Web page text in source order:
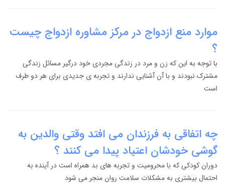
موارد منع ازدواج در مرکز مشاوره ازدواج چیست
؟
با توجه به این که زن و مرد در زندگی مجردی خود درگیر مسائل زندگی
مشترک نبودند و با آن آشنایی ندارند و تجربه ی جدیدی برای هر دو طرف
است
چه اتفاقی به فرزندان می افتد وقتی والدین به
گوشی خودشان اعتیاد پیدا می کنند ؟
دوران کودکی که با محرومیت و تجربه های بد همراه است در آینده به
احتمال بیشتری به مشکلات سلامت روان منجر می شود